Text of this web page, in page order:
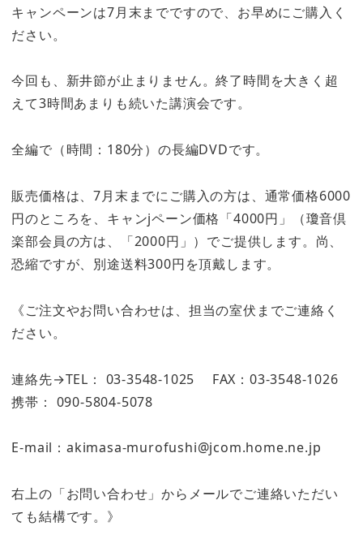
キャンペーンは7月末までですので、お早めにご購入く
ださい。
今回も、新井節が止まりません。終了時間を大きく超
えて3時間あまりも続いた講演会です。
全編で（時間：180分）の長編DVDです。
販売価格は、7月末までにご購入の方は、通常価格6000
円のところを、キャンjペーン価格「4000円」（瓊音倶
楽部会員の方は、「2000円」）でご提供します。尚、
恐縮ですが、別途送料300円を頂戴します。
《ご注文やお問い合わせは、担当の室伏までご連絡く
ださい。
連絡先→TEL： 03-3548-1025 FAX：03-3548-1026
携帯： 090-5804-5078
E-mail：akimasa-murofushi@jcom.home.ne.jp
右上の「お問い合わせ」からメールでご連絡いただい
ても結構です。》